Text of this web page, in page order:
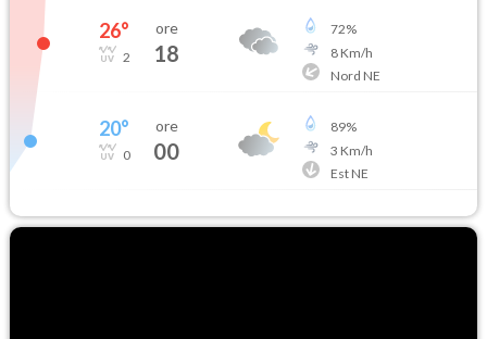
26°
2
ore
18
72%
8Km/h
Nord NE
20°
0
ore
00
89%
3 Km/h
Est NE